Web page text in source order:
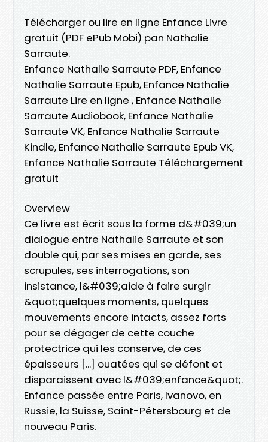
Télécharger ou lire en ligne Enfance Livre
gratuit (PDF ePub Mobi) pan Nathalie
Sarraute.
Enfance Nathalie Sarraute PDF, Enfance
Nathalie Sarraute Epub, Enfance Nathalie
Sarraute Lire en ligne , Enfance Nathalie
Sarraute Audiobook, Enfance Nathalie
Sarraute VK, Enfance Nathalie Sarraute
Kindle, Enfance Nathalie Sarraute Epub VK,
Enfance Nathalie Sarraute Téléchargement
gratuit
Overview
Ce livre est écrit sous la forme d&#039;un
dialogue entre Nathalie Sarraute et son
double qui, par ses mises en garde, ses
scrupules, ses interrogations, son
insistance, l&#039;aide à faire surgir
&quot;quelques moments, quelques
mouvements encore intacts, assez forts
pour se dégager de cette couche
protectrice qui les conserve, de ces
épaisseurs [...] ouatées qui se défont et
disparaissent avec l&#039;enfance&quot;.
Enfance passée entre Paris, Ivanovo, en
Russie, la Suisse, Saint-Pétersbourg et de
nouveau Paris.